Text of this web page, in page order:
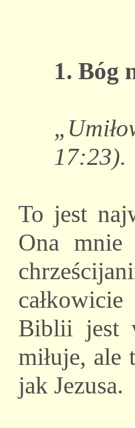
1. Bóg
17:23).
To jest
Ona mnie
Biblii jest
miłuje, ale
jak Jezusa.